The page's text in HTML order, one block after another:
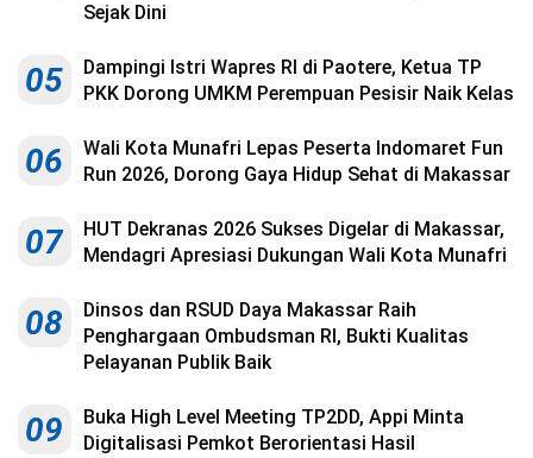
Copyright
2026
Menara
Indonesia
Right
Reserve
Sejak Dini
05
Dampingi Istri Wapres RI di Paotere, Ketua TP
PKK Dorong UMKM Perempuan Pesisir Naik Kelas
06
Wali Kota Munafri Lepas Peserta Indomaret Fun
Run 2026, Dorong Gaya Hidup Sehat di Makassar
07
HUT Dekranas 2026 Sukses Digelar di Makassar,
Mendagri Apresiasi Dukungan Wali Kota Munafri
08
Dinsos dan RSUD Daya Makassar Raih
Penghargaan Ombudsman RI, Bukti Kualitas
Pelayanan Publik Baik
09
Buka High Level Meeting TP2DD, Appi Minta
Digitalisasi Pemkot Berorientasi Hasil